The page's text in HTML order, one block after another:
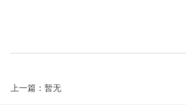
上一篇：暂无